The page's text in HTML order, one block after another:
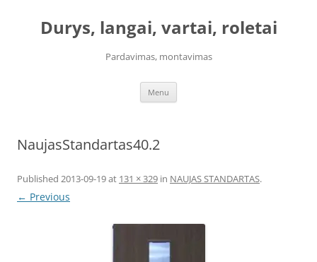
contentDurys, langai, vartai, roletai
Pardavimas, montavimas
Menu
NaujasStandartas40.2
Published 2013-09-19at 131 × 329 in NAUJAS STANDARTAS.
← Previous